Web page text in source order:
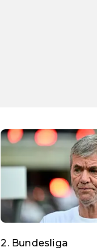
2. Bundesliga